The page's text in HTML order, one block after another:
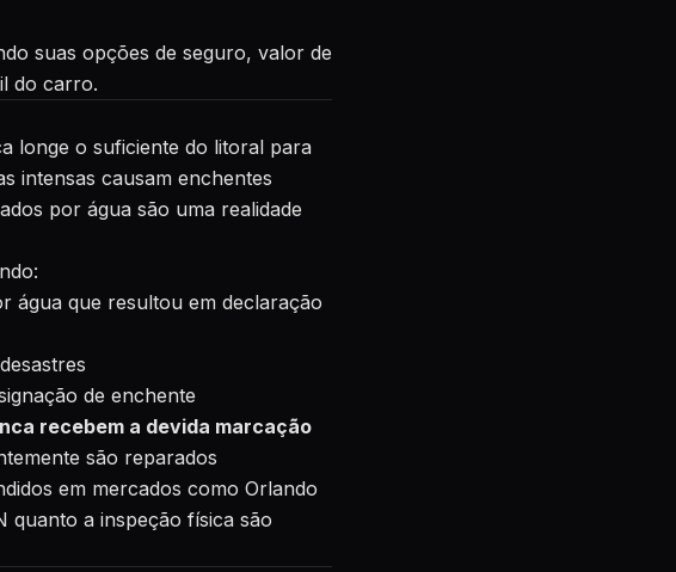
suas opções de seguro, valor de
do carro.
longe o suficiente do litoral para
intensas causam enchentes
por água são uma realidade
água que resultou em declaração
de enchente
recebem a devida marcação
são reparados
em mercados como Orlando
quanto a inspeção física são